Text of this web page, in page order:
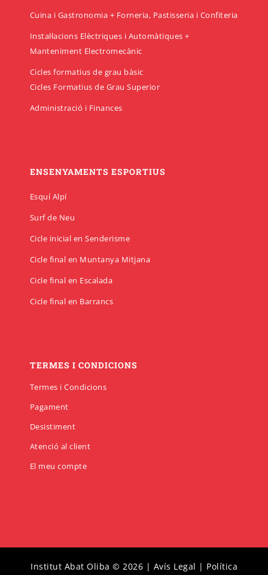
Cuina i Gastronomia + Forneria, Pastisseria i Confiteria
Instal·lacions Elèctriques i Automàtiques +
Manteniment Electromecànic
Cicles formatius de grau bàsic
Cicles Formatius de Grau Superior
Administració i Finances
ENSENYAMENTS ESPORTIUS
Esquí Alpí
Surf de Neu
Cicle inicial en Senderisme
Cicle final en Muntanya Mitjana
Cicle final en Escalada
Cicle final en Barrancs
TERMES I CONDICIONS
Termes i Condicions
Pagament
Desistiment
Atenció al client
El meu compte
Institut Abat Oliba © 2026 | Avís Legal | Política